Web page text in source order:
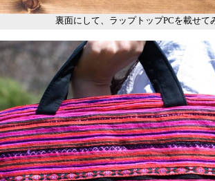
裏面にして、ラップトップPCを載せて